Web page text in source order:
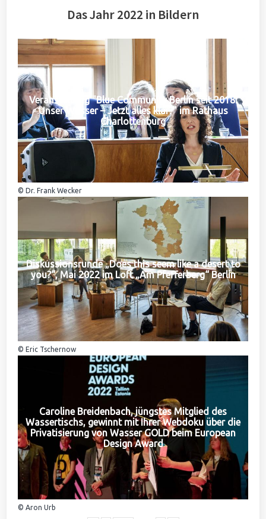
Das Jahr 2022 in Bildern
Veranstaltung "Blue Community Berlin seit 2018:
Unser Wasser – Jetzt alles klar?" im Rathaus
Charlottenburg
© Dr. Frank Wecker
Diskussionsrunde „Does this seem like a desert to
you?“, Mai 2022 im Loft „Am Pfefferberg“ Berlin
© Eric Tschernow
Caroline Breidenbach, jüngstes Mitglied des
Wassertischs, gewinnt mit Ihrer Webdoku über die
Privatisierung von Wasser GOLD beim European
Design Award
© Aron Urb